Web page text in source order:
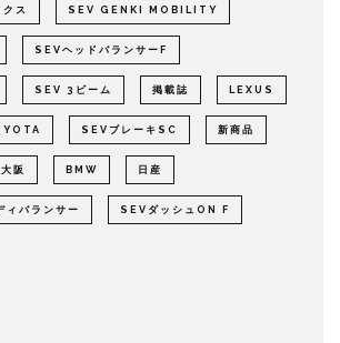
ス SEV GENKI MOBILITY
SEVヘッドバランサーF
SEV 3ビーム 掲載誌 LEXUS
SEVブレーキSC 新商品
大阪 BMW 日産
ィバランサー SEVダッシュON F